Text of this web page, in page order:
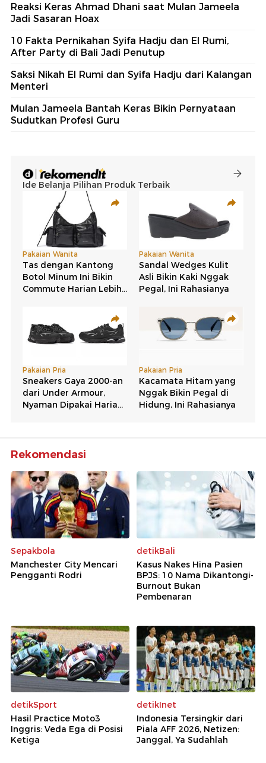
Reaksi Keras Ahmad Dhani saat Mulan Jameela
Jadi Sasaran Hoax
10 Fakta Pernikahan Syifa Hadju dan El Rumi,
After Party di Bali Jadi Penutup
Saksi Nikah El Rumi dan Syifa Hadju dari Kalangan
Menteri
Mulan Jameela Bantah Keras Bikin Pernyataan
Sudutkan Profesi Guru
Rekomendasi
Sepakbola
Manchester City Mencari
Pengganti Rodri
detikBali
Kasus Nakes Hina Pasien
BPJS: 10 Nama Dikantongi-
Burnout Bukan
Pembenaran
detikSport
Hasil Practice Moto3
Inggris: Veda Ega di Posisi
Ketiga
detikInet
Indonesia Tersingkir dari
Piala AFF 2026, Netizen:
Janggal, Ya Sudahlah